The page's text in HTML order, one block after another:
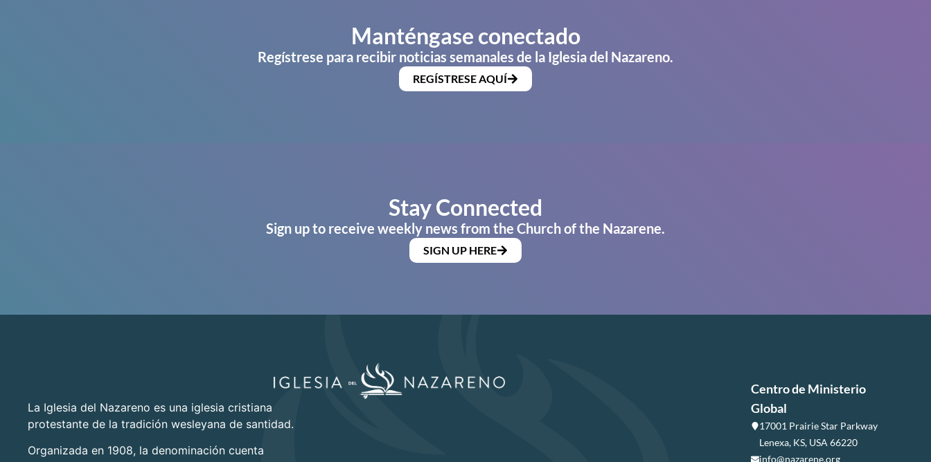
Manténgase conectado
Regístrese para recibir noticias semanales de la Iglesia del Nazareno.
REGÍSTRESE AQUÍ
Stay Connected
Sign up to receive weekly news from the Church of the Nazarene.
SIGN UP HERE
La Iglesia del Nazareno es una iglesia cristiana
protestante de la tradición wesleyana de santidad.
Organizada en 1908, la denominación cuenta
Centro de Ministerio
Global
17001 Prairie Star Parkway
Lenexa, KS, USA 66220
info@nazarene.org